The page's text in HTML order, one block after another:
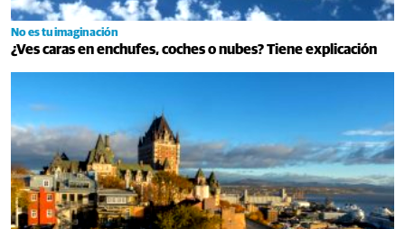
No es tu imaginación
¿Ves caras en enchufes, coches o nubes? Tiene explicación